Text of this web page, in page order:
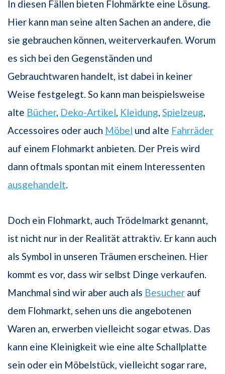
In diesen Fällen bieten Flohmärkte eine Lösung.
Hier kann man seine alten Sachen an andere, die
sie gebrauchen können, weiterverkaufen. Worum
es sich bei den Gegenständen und
Gebrauchtwaren handelt, ist dabei in keiner
Weise festgelegt. So kann man beispielsweise
alte Bücher, Deko-Artikel, Kleidung, Spielzeug,
Accessoires oder auch Möbel und alte Fahrräder
auf einem Flohmarkt anbieten. Der Preis wird
dann oftmals spontan mit einem Interessenten
ausgehandelt.
Doch ein Flohmarkt, auch Trödelmarkt genannt,
ist nicht nur in der Realität attraktiv. Er kann auch
als Symbol in unseren Träumen erscheinen. Hier
kommt es vor, dass wir selbst Dinge verkaufen.
Manchmal sind wir aber auch als Besucher auf
dem Flohmarkt, sehen uns die angebotenen
Waren an, erwerben vielleicht sogar etwas. Das
kann eine Kleinigkeit wie eine alte Schallplatte
sein oder ein Möbelstück, vielleicht sogar rare,